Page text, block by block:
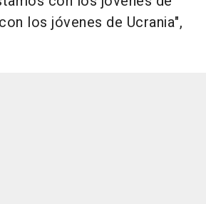
los jóvenes de Ucrania",